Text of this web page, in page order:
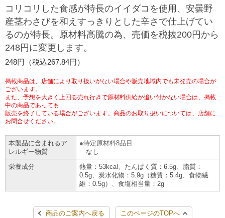
ギフト
プリペイドカード・金券
ニンテンドー・ダウンロードカード
コピー
プリント
スキャン
ファクス
チケット
プリペイドサービス
行政サービス
宅配便
切手・はがき・印紙
セブン銀行ATM
ご利用可能なお支払い方法
各種料金のお支払い
スマホプリペイド
レジでApple Accountにチャージ
チケットサービス
セブンチケット
チケットぴあ
イープラス
CNプレイガイド
JTB
セブン‐イレブンでお受取り
タワーレコード
セブンネットショッピング
停電時のサービス停止のお知らせ
企業理念
会社概要
貸借対照表・損益計算書
沿革
国内店舗数
売上高、店舗数推移
セブン‐イレブンの海外事業
データで見るセブン‐イレブン
セブン＆アイ・ホールディングスの重点課題
サステナビリティ活動基本方針
サステナビリティ推進体制
GREEN CHALLENGE 2050
4VISIONS
サステナビリティニュース
サステナビリティレポート
報告書ライブラリー
加盟店オーナー募集 物件募集・購入
アルバイト情報
お問い合わせ
Language
English (Corporate)
English (Services)
中文[繁體字](服務)
ภาษาไทย(บริการ)
コリコリした食感が特長のイイダコを使用、安曇野
産茎わさびを和えすっきりとした辛さで仕上げてい
るのが特長。原材料高騰の為、売価を税抜200円から
248円に変更します。
248円（税込267.84円）
掲載商品は、店舗により取り扱いがない場合や販売地域内でも未発売の場合が
ございます。
また、予想を大きく上回る売れ行きで原材料供給が追い付かない場合は、掲載
中の商品であっても
販売を終了している場合がございます。商品のお取り扱いについては、店舗に
お問合せください。
本製品に含まれるア
レルギー物質
特定原材料8品目
なし
栄養成分
熱量：53kcal、たんぱく質：6.5g、脂質：
0.5g、炭水化物：5.9g（糖質：5.4g、食物繊
維：0.5g）、食塩相当量：2g
商品のご案内へ戻る このページのTOPへ